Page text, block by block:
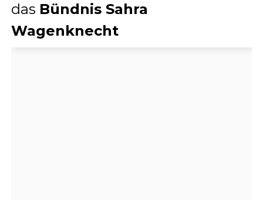
das Bündnis Sahra
Wagenknecht